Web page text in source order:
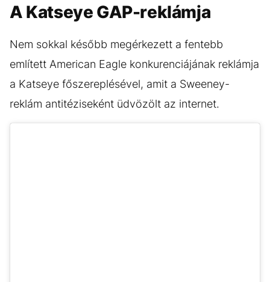
A Katseye GAP-reklámja
Nem sokkal később megérkezett a fentebb
említett American Eagle konkurenciájának reklámja
a Katseye főszereplésével, amit a Sweeney-
reklám antitéziseként üdvözölt az internet.